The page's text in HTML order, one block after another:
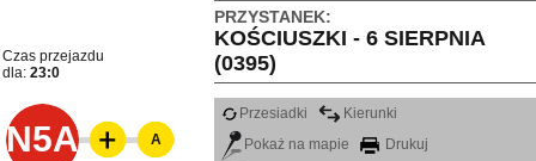
PRZYSTANEK:
KOŚCIUSZKI - 6 SIERPNIA
(0395)
Czas przejazdu
dla: 23:0
N5A
Przesiadki
Kierunki
Pokaż na mapie
Drukuj
A